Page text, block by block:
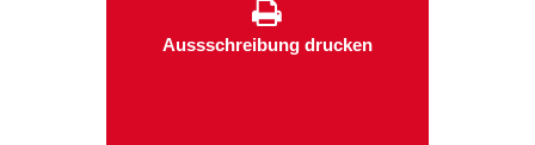
Aussschreibung drucken